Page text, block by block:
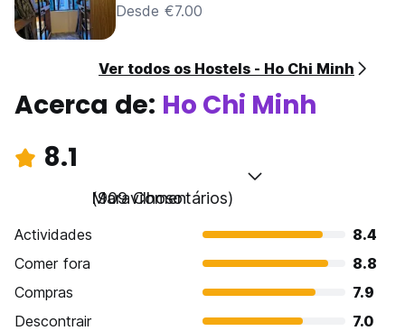
Desde €7.00
Ver todos os Hostels - Ho Chi Minh
Acerca de: Ho Chi Minh
8.1
Maravilhoso
(909 Comentários)
Actividades
8.4
Comer fora
8.8
Compras
7.9
Descontrair
7.0